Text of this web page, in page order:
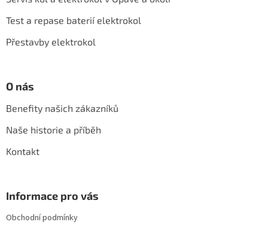
k
Test a repase baterií elektrokol
Přestavby elektrokol
O nás
Benefity našich zákazníků
Naše historie a příběh
Kontakt
Informace pro vás
Obchodní podmínky